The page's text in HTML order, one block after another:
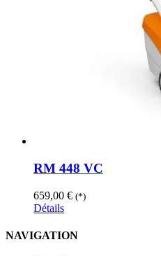
RM 448 VC
659,00 € (*)
Détails
NAVIGATION